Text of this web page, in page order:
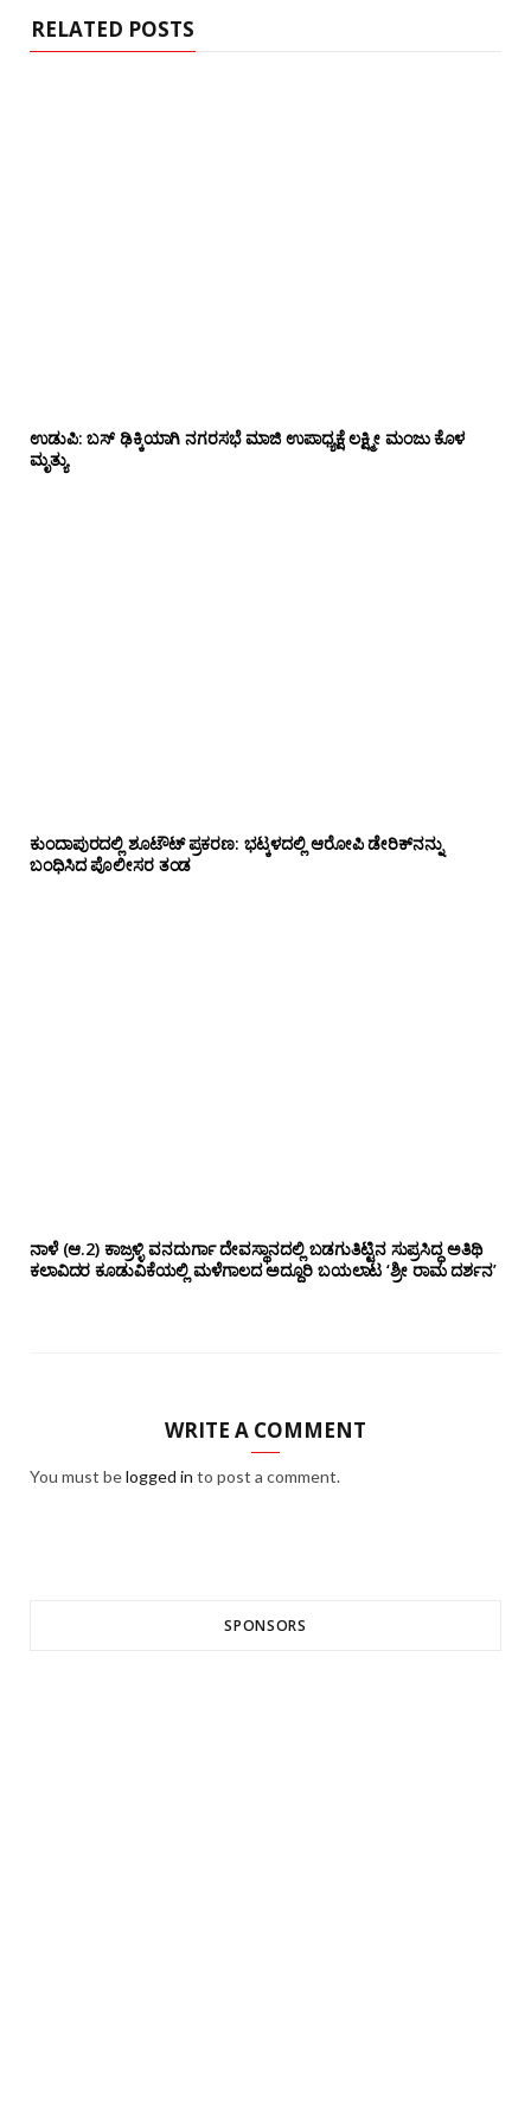
RELATED POSTS
ಉಡುಪಿ: ಬಸ್ ಢಿಕ್ಕಿಯಾಗಿ ನಗರಸಭೆ ಮಾಜಿ ಉಪಾಧ್ಯಕ್ಷೆ ಲಕ್ಷ್ಮೀ ಮಂಜು ಕೊಳ
ಮೃತ್ಯು
ಕುಂದಾಪುರದಲ್ಲಿ ಶೂಟೌಟ್ ಪ್ರಕರಣ: ಭಟ್ಕಳದಲ್ಲಿ ಆರೋಪಿ ಡೇರಿಕ್‌ನನ್ನು
ಬಂಧಿಸಿದ ಪೊಲೀಸರ ತಂಡ
ನಾಳೆ (ಆ.2) ಕಾಜ್ರಳ್ಳಿ ವನದುರ್ಗಾ ದೇವಸ್ಥಾನದಲ್ಲಿ ಬಡಗುತಿಟ್ಟಿನ ಸುಪ್ರಸಿದ್ಧ ಅತಿಥಿ
ಕಲಾವಿದರ ಕೂಡುವಿಕೆಯಲ್ಲಿ ಮಳೆಗಾಲದ ಅದ್ದೂರಿ ಬಯಲಾಟ ‘ಶ್ರೀ ರಾಮ ದರ್ಶನ’
WRITE A COMMENT
You must belogged in to post a comment.
SPONSORS